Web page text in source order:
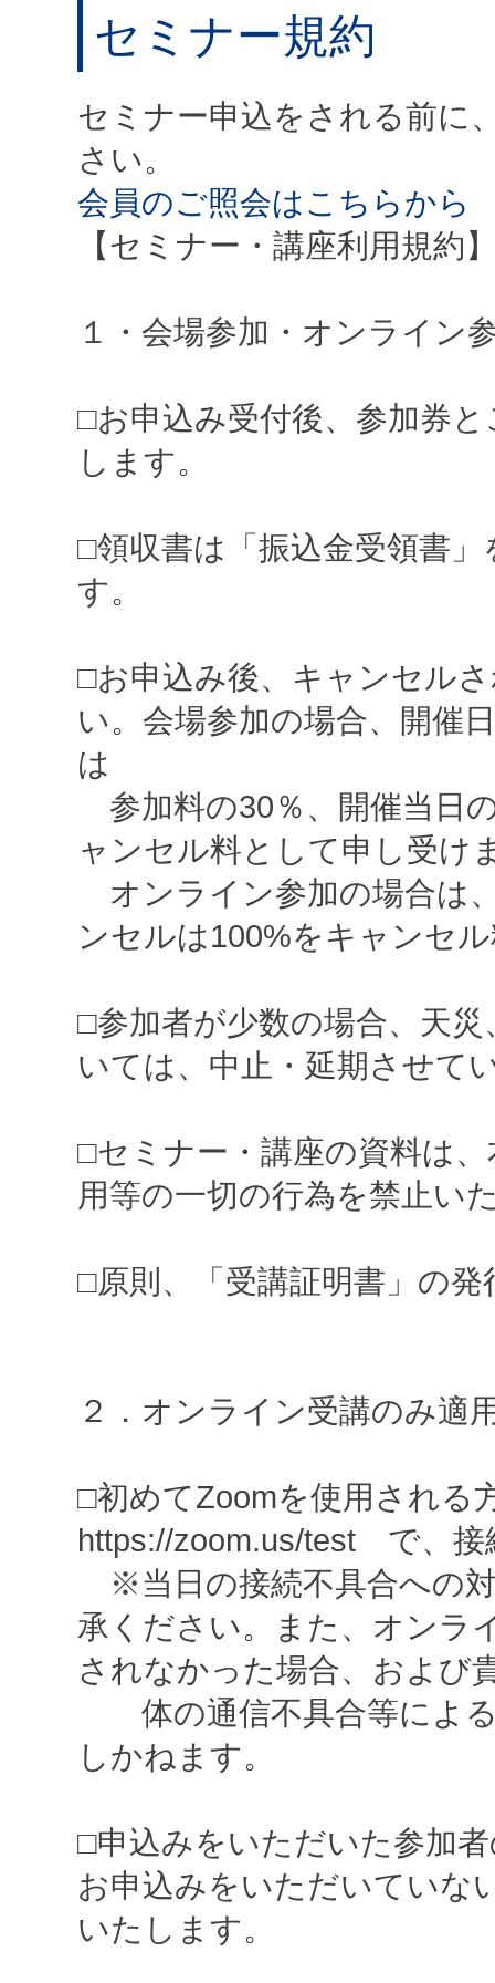
セミナー規約
セミナー申込をされる前に
さい。
会員のご照会はこちらから
【セミナー・講座利用規約
１・会場参加・オンライン
□お申込み受付後、参加券
します。
□領収書は「振込金受領書
す。
□お申込み後、キャンセル
い。会場参加の場合、開催
は
参加料の30％、開催当日
ャンセル料として申し受け
オンライン参加の場合は
ンセルは100%をキャンセ
□参加者が少数の場合、天
いては、中止・延期させて
□セミナー・講座の資料は
用等の一切の行為を禁止い
□原則、「受講証明書」の
２．オンライン受講のみ適
□初めてZoomを使用され
https://zoom.us/test で、接
※当日の接続不具合への
承ください。また、オンラ
されなかった場合、および
体の通信不具合等による
しかねます。
□申込みをいただいた参加
お申込みをいただいていな
いたします。